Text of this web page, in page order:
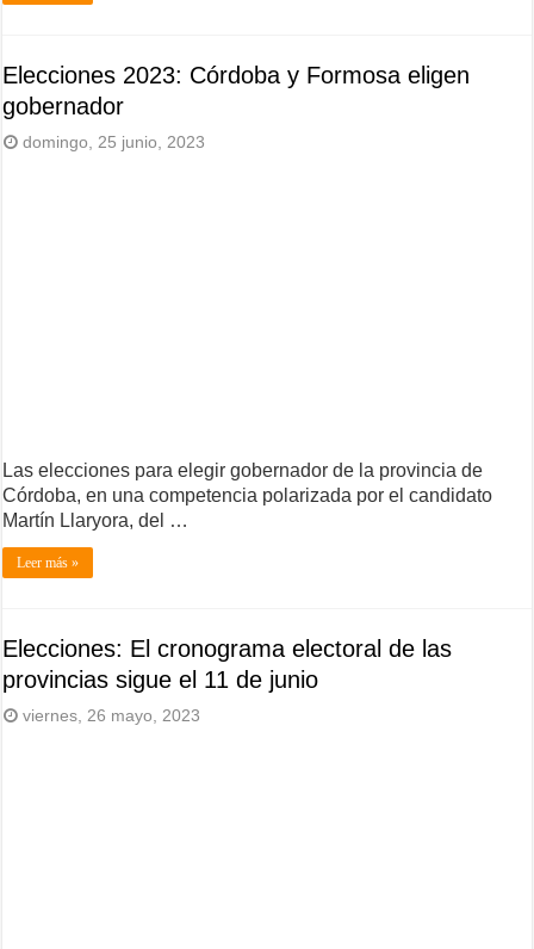
Elecciones 2023: Córdoba y Formosa eligen
gobernador
domingo, 25 junio, 2023
Las elecciones para elegir gobernador de la provincia de
Córdoba, en una competencia polarizada por el candidato
Martín Llaryora, del …
Leer más »
Elecciones: El cronograma electoral de las
provincias sigue el 11 de junio
viernes, 26 mayo, 2023